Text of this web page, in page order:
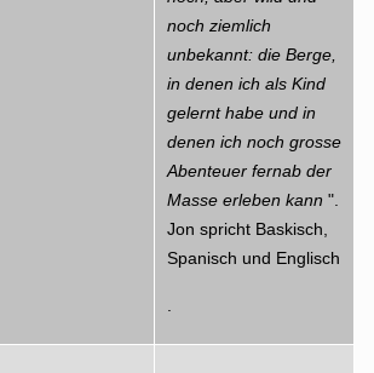
noch ziemlich
unbekannt: die Berge,
in denen ich als Kind
gelernt habe und in
denen ich noch grosse
Abenteuer fernab der
Masse erleben kann ".
Jon spricht Baskisch,
Spanisch und Englisch
.